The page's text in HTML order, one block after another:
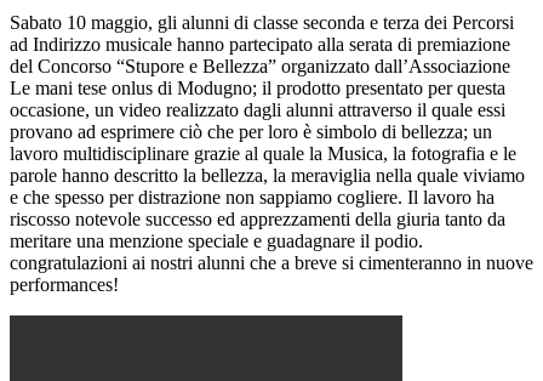
Sabato 10 maggio, gli alunni di classe seconda e terza dei Percorsi
ad Indirizzo musicale hanno partecipato alla serata di premiazione
del Concorso “Stupore e Bellezza” organizzato dall’Associazione
Le mani tese onlus di Modugno; il prodotto presentato per questa
occasione, un video realizzato dagli alunni attraverso il quale essi
provano ad esprimere ciò che per loro è simbolo di bellezza; un
lavoro multidisciplinare grazie al quale la Musica, la fotografia e le
parole hanno descritto la bellezza, la meraviglia nella quale viviamo
e che spesso per distrazione non sappiamo cogliere. Il lavoro ha
riscosso notevole successo ed apprezzamenti della giuria tanto da
meritare una menzione speciale e guadagnare il podio.
congratulazioni ai nostri alunni che a breve si cimenteranno in nuove
performances!